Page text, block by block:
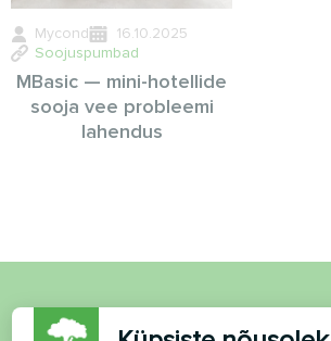
Mycond
16.10.2025
Soojuspumbad
MBasic — mini-hotellide
sooja vee probleemi
lahendus